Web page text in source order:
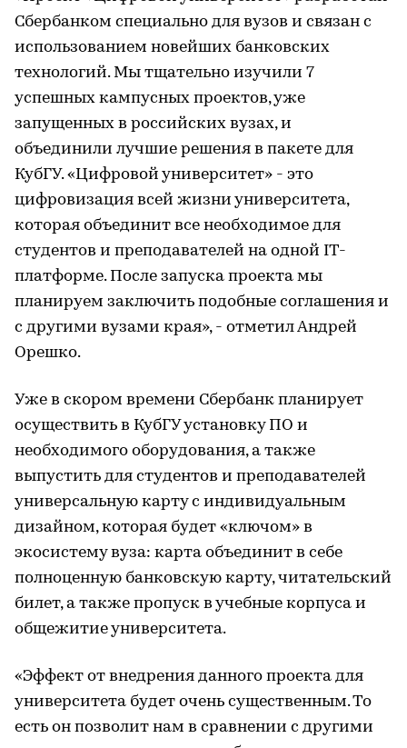
Сбербанком специально для вузов и связан с
использованием новейших банковских
технологий. Мы тщательно изучили 7
успешных кампусных проектов, уже
запущенных в российских вузах, и
объединили лучшие решения в пакете для
КубГУ. «Цифровой университет» - это
цифровизация всей жизни университета,
которая объединит все необходимое для
студентов и преподавателей на одной IT-
платформе. После запуска проекта мы
планируем заключить подобные соглашения и
с другими вузами края», - отметил Андрей
Орешко.
Уже в скором времени Сбербанк планирует
осуществить в КубГУ установку ПО и
необходимого оборудования, а также
выпустить для студентов и преподавателей
универсальную карту с индивидуальным
дизайном, которая будет «ключом» в
экосистему вуза: карта объединит в себе
полноценную банковскую карту, читательский
билет, а также пропуск в учебные корпуса и
общежитие университета.
«Эффект от внедрения данного проекта для
университета будет очень существенным. То
есть он позволит нам в сравнении с другими